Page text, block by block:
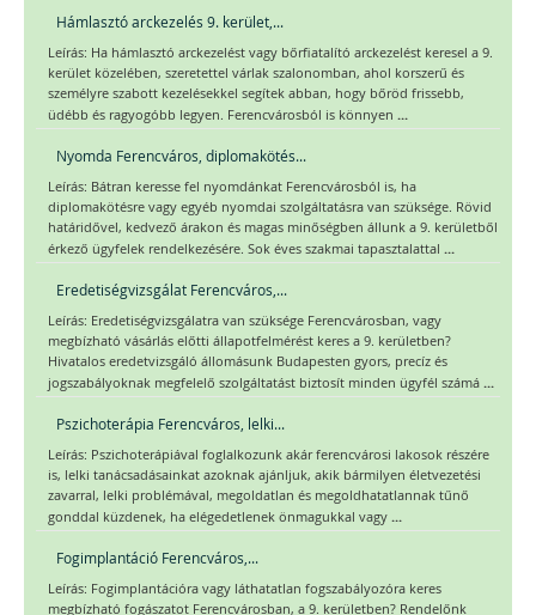
Hámlasztó arckezelés 9. kerület,...
Leírás: Ha hámlasztó arckezelést vagy bőrfiatalító arckezelést keresel a 9.
kerület közelében, szeretettel várlak szalonomban, ahol korszerű és
személyre szabott kezelésekkel segítek abban, hogy bőröd frissebb,
üdébb és ragyogóbb legyen. Ferencvárosból is könnyen ...
Nyomda Ferencváros, diplomakötés...
Leírás: Bátran keresse fel nyomdánkat Ferencvárosból is, ha
diplomakötésre vagy egyéb nyomdai szolgáltatásra van szüksége. Rövid
határidővel, kedvező árakon és magas minőségben állunk a 9. kerületből
érkező ügyfelek rendelkezésére. Sok éves szakmai tapasztalattal ...
Eredetiségvizsgálat Ferencváros,...
Leírás: Eredetiségvizsgálatra van szüksége Ferencvárosban, vagy
megbízható vásárlás előtti állapotfelmérést keres a 9. kerületben?
Hivatalos eredetvizsgáló állomásunk Budapesten gyors, precíz és
jogszabályoknak megfelelő szolgáltatást biztosít minden ügyfél számá ...
Pszichoterápia Ferencváros, lelki...
Leírás: Pszichoterápiával foglalkozunk akár ferencvárosi lakosok részére
is, lelki tanácsadásainkat azoknak ajánljuk, akik bármilyen életvezetési
zavarral, lelki problémával, megoldatlan és megoldhatatlannak tűnő
gonddal küzdenek, ha elégedetlenek önmagukkal vagy ...
Fogimplantáció Ferencváros,...
Leírás: Fogimplantációra vagy láthatatlan fogszabályozóra keres
megbízható fogászatot Ferencvárosban, a 9. kerületben? Rendelőnk